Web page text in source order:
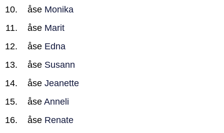
åse Monika
åse Marit
åse Edna
åse Susann
åse Jeanette
åse Anneli
åse Renate